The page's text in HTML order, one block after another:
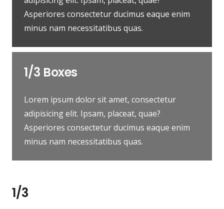
Asperiores consectetur ducimus eaque enim
minus nam necessitatibus quas.
1/3 Boxes
Lorem ipsum dolor sit amet, consectetur
adipisicing elit. Ipsam, placeat, quae?
Asperiores consectetur ducimus eaque enim
minus nam necessitatibus quas.
1/3